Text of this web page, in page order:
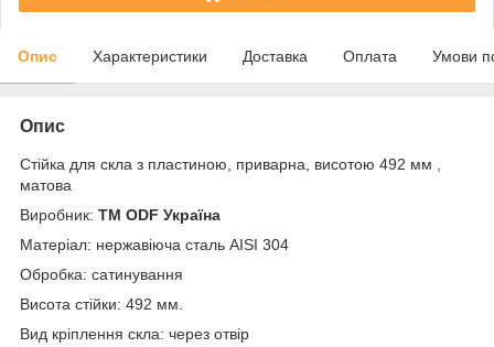
Опис Характеристики Доставка Оплата Умови
Опис
Стійка для скла з пластиною, приварна, висотою 492 мм ,
матова
Виробник: ТМ ODF Україна
Матеріал: нержавіюча сталь AISI 304
Обробка: сатинування
Висота стійки: 492 мм.
Вид кріплення скла: через отвір